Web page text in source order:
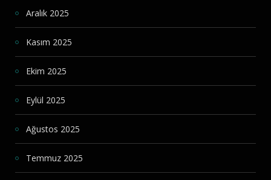
Aralık 2025
Kasım 2025
Ekim 2025
Eylül 2025
Ağustos 2025
Temmuz 2025